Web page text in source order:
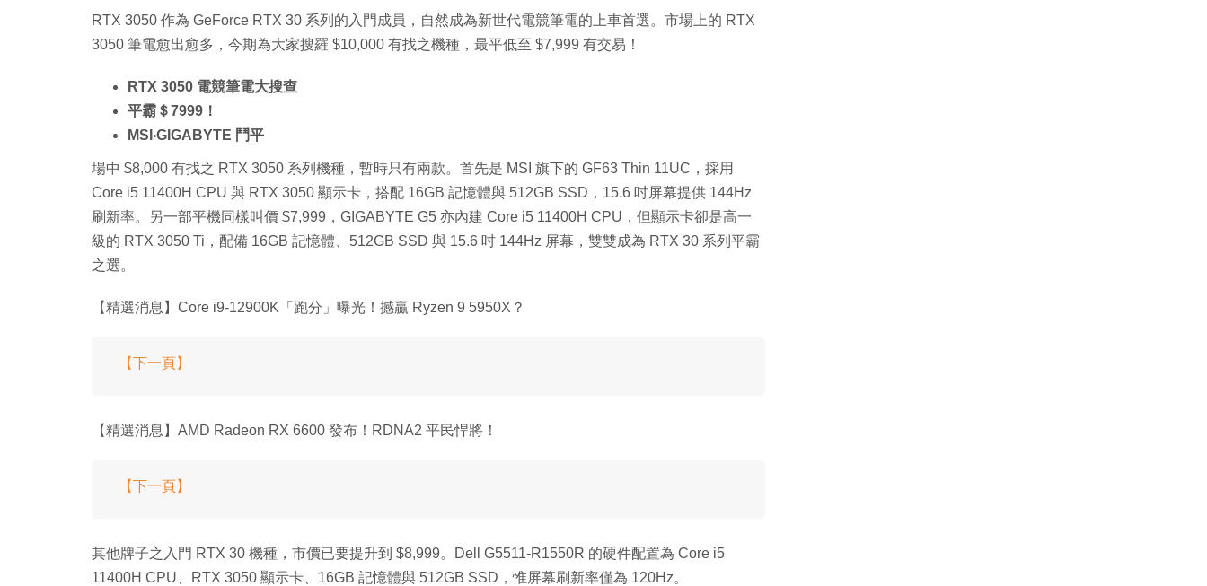
RTX 3050 作為 GeForce RTX 30 系列的入門成員，自然成為新世代電競筆電的上車首選。市場上的 RTX
3050 筆電愈出愈多，今期為大家搜羅 $10,000 有找之機種，最平低至 $7,999 有交易！
RTX 3050 電競筆電大搜查
平霸＄7999！
MSI‧GIGABYTE 鬥平
場中 $8,000 有找之 RTX 3050 系列機種，暫時只有兩款。首先是 MSI 旗下的 GF63 Thin 11UC，採用
Core i5 11400H CPU 與 RTX 3050 顯示卡，搭配 16GB 記憶體與 512GB SSD，15.6 吋屏幕提供 144Hz
刷新率。另一部平機同樣叫價 $7,999，GIGABYTE G5 亦內建 Core i5 11400H CPU，但顯示卡卻是高一
級的 RTX 3050 Ti，配備 16GB 記憶體、512GB SSD 與 15.6 吋 144Hz 屏幕，雙雙成為 RTX 30 系列平霸
之選。
【精選消息】Core i9-12900K「跑分」曝光！撼贏 Ryzen 9 5950X？
【下一頁】
【精選消息】AMD Radeon RX 6600 發布！RDNA2 平民悍將！
【下一頁】
其他牌子之入門 RTX 30 機種，市價已要提升到 $8,999。Dell G5511-R1550R 的硬件配置為 Core i5
11400H CPU、RTX 3050 顯示卡、16GB 記憶體與 512GB SSD，惟屏幕刷新率僅為 120Hz。